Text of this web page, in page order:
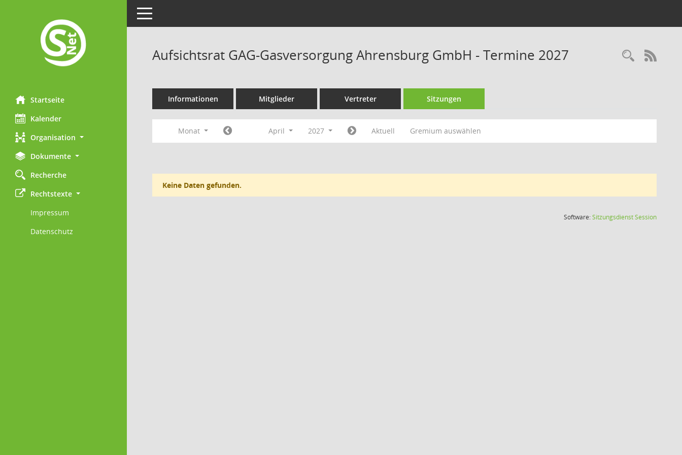
Startseite
Kalender
Organisation
Dokumente
Recherche
Rechtstexte
Impressum
Datenschutz
Toggle navigation
Aufsichtsrat GAG-Gasversorgung Ahrensburg GmbH - Termine 2027
Informationen Mitglieder Vertreter Sitzungen
Monat April 2027 Aktuell Gremium auswählen
Keine Daten gefunden.
Software:SitzungsdienstSession(Wird in